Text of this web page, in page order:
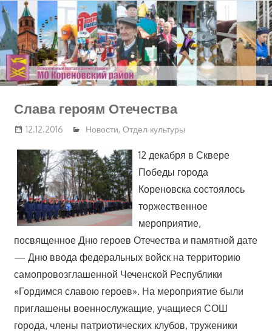
Перейти
к
содержимому
Слава героям Отечества
12.12.2016 Новости, Отдел культуры
12 декабря в Сквере
Победы города
Кореновска состоялось
торжественное
мероприятие,
посвященное Дню героев Отечества и памятной дате
— Дню ввода федеральных войск на территорию
самопровозглашенной Чеченской Республики
«Гордимся славою героев». На мероприятие были
приглашены военнослужащие, учащиеся СОШ
города, члены патриотических клубов, труженики